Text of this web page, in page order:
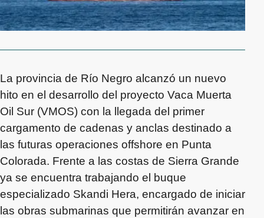
La provincia de Río Negro alcanzó un nuevo
hito en el desarrollo del proyecto Vaca Muerta
Oil Sur (VMOS) con la llegada del primer
cargamento de cadenas y anclas destinado a
las futuras operaciones offshore en Punta
Colorada. Frente a las costas de Sierra Grande
ya se encuentra trabajando el buque
especializado Skandi Hera, encargado de iniciar
las obras submarinas que permitirán avanzar en